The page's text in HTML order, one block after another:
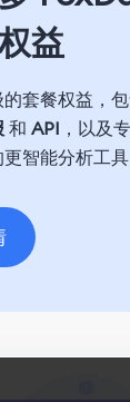
益
套餐权益，
和 API ，以及
智能分析工具